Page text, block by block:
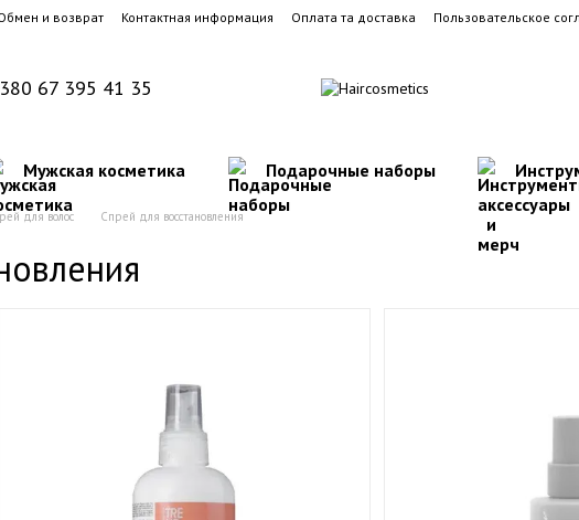
и возврат Контактная информация Оплата та доставка Пользовательское
67 395 41 35
Мужская косметика Подарочные наборы
для волос Спрей для восстановления